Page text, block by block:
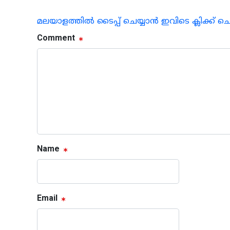
മലയാളത്തില്‍ ടൈപ്പ് ചെയ്യാന്‍ ഇവിടെ ക്ലിക്ക്
Comment
Name
Email